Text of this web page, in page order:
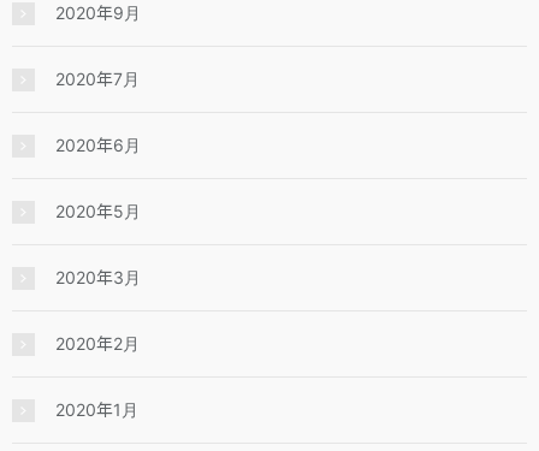
2020年9月
2020年7月
2020年6月
2020年5月
2020年3月
2020年2月
2020年1月